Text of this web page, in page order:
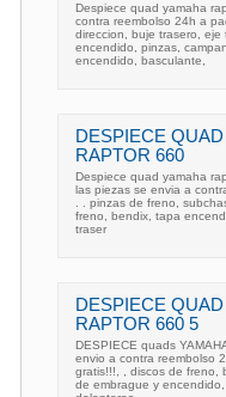
Despiece quad yamaha
contra reembolso 24h a
direccion, buje trasero,
encendido, pinzas,
encendido, basculante,
DESPIECE
RAPTOR 660
Despiece quad yamaha
las piezas se envia a
. . pinzas de freno,
freno, bendix, tapa
traser
DESPIECE
RAPTOR 660 5
DESPIECE quads
envio a contra reembolso
gratis!!!, , discos de freno,
de embrague y